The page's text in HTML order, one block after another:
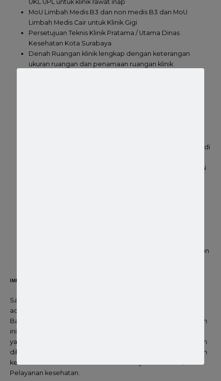
UKL UPL untuk klinik rawat inap
MoU Limbah Medis B3 dan non medis B3 dan MoU
Limbah Medis Cair untuk Klinik Gigi
Persetujuan Teknis Klinik Pratama / Utama Dinas
Kesehatan Kota Surabaya
Denah Ruangan klinik lengkap dengan keterangan
ukuran ruangan dan penamaan ruangan klinik
operasional klinik dan daftar tenaga kerja yang bekerja di
Dokumen Self Assessment Klinik sesuai dengan regulasi
Scan Akta Notaris dan SK KemenkumHAM bila pemohon
IMB harus IMB Fungsi Klinik
Salah satu hal yang membuat izin klinik di Surabaya rumit
adalah kewajiban untuk mengantongi Izin Mendirikan
Bangunan (IMB) fungsi klinik / pelayanan kesehatan. Kewajiban
ini berlaku untuk bangunan yang akan dijadikan klinik baik itu
yang berstatus sewa maupun milik sendiri. Izin Klinik tidak akan
dikeluarkan apabila IMB nya belum berfungsi klinik / pelayanan
kesehatan dań harus diubah dahulu menjadi IMB Klinik /
Pelayanan kesehatan.